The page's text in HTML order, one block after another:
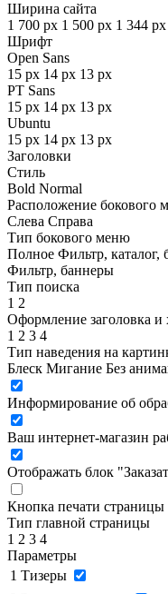
Ширина сайта
1 700 px 1 500 px 1 344 px
Шрифт
Open Sans
15 px 14 px 13 px
PT Sans
15 px 14 px 13 px
Ubuntu
15 px 14 px 13 px
Заголовки
Стиль
Bold Normal
Расположение бокового
Слева Справа
Тип бокового меню
Полное Фильтр, каталог,
Фильтр, баннеры
Тип поиска
1 2
Оформление заголовка
1 2 3 4
Тип наведения на
Блеск Мигание Без
Информирование об
Ваш интернет-магазин
Отображать блок
Кнопка печати страницы
Тип главной страницы
1 2 3 4
Параметры
1 Тизеры